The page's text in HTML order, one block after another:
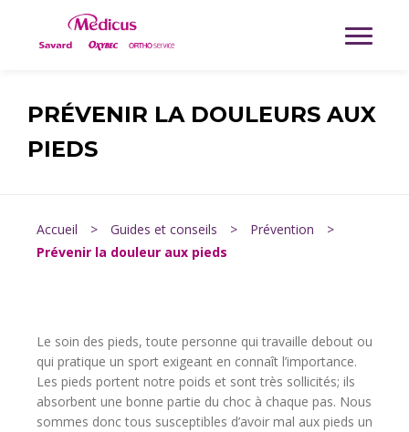
PRÉVENIR LA DOULEURS AUX
PIEDS
Accueil > Guides et conseils > Prévention
>
Prévenir la douleur aux pieds
Le soin des pieds, toute personne qui travaille debout ou
qui pratique un sport exigeant en connaît l’importance.
Les pieds portent notre poids et sont très sollicités; ils
absorbent une bonne partie du choc à chaque pas. Nous
sommes donc tous susceptibles d’avoir mal aux pieds un